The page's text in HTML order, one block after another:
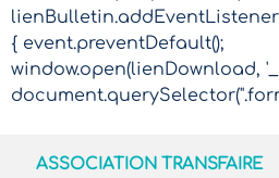
{ event.preventDefault();
window.open(lienDownload,
ASSOCIATION TRANSFAIRE